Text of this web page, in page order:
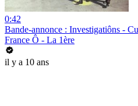
0:42
Bande-annonce : Investigatiôns -
France Ô - La 1ère
il y a 10 ans